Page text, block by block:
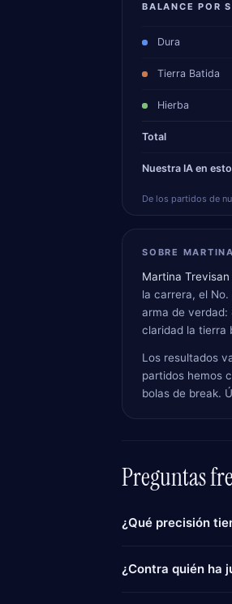
BALANCE POR
Dura
Tierra Batida
Hierba
Total
Nuestra IA en
De los partidos de
SOBRE
Martina
la carrera, el
arma de verdad:
claridad la tierra
Los resultados
partidos hemos
bolas de break.
Preguntas
¿Qué precisión
¿Contra quién ha